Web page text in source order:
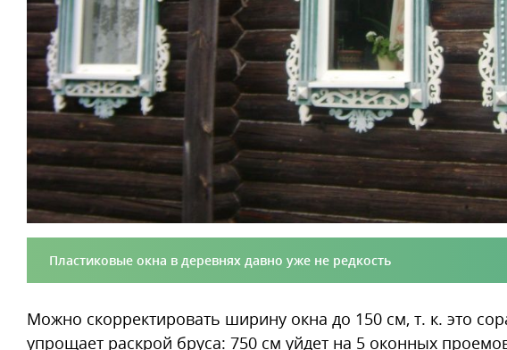
Пластиковые окна в деревнях давно уже не редкость
Можно скорректировать ширину окна до 150 см, т. к. это
упрощает раскрой бруса: 750 см уйдет на 5 оконных